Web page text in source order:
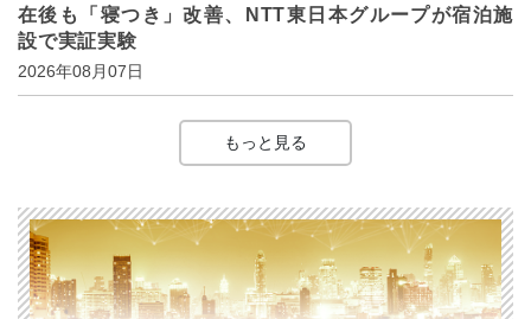
在後も「寝つき」改善、NTT東日本グループが宿泊施
設で実証実験
2026年08月07日
もっと見る